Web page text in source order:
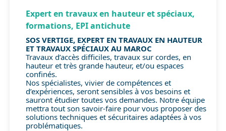
Expert en travaux en hauteur et spéciaux,
formations, EPI antichute
SOS VERTIGE, EXPERT EN TRAVAUX EN HAUTEUR
ET TRAVAUX SPÉCIAUX AU MAROC
Travaux d’accès difficiles, travaux sur cordes, en
hauteur et très grande hauteur, et/ou espaces
confinés.
Nos spécialistes, vivier de compétences et
d’expériences, seront sensibles à vos besoins et
sauront étudier toutes vos demandes. Notre équipe
mettra tout son savoir-faire pour vous proposer des
solutions techniques et sécuritaires adaptées à vos
problématiques.